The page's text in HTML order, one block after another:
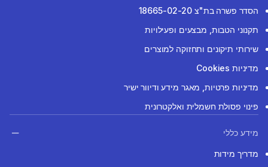
הסדר פשרה בת"צ 18665-02-20
תקנוני הטבות, מבצעים ופעילויות
שירותי תיקונים ותחזוקה למוצרים
מדיניות Cookies
מדיניות פרטיות, מאגר מידע ודיוור ישיר
פינוי פסולת חשמלית ואלקטרונית
מידע כללי
מדריך מידות